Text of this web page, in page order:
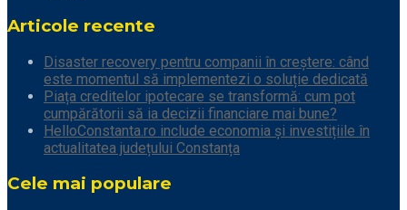
Articole recente
Disaster recovery pentru companii în creștere: când
este momentul să implementezi o soluție dedicată
Piața creditelor ipotecare se transformă: cum pot
cumpărătorii să ia decizii financiare mai bune?
HelloConstanta.ro include economia și investițiile în
actualitatea județului Constanța
Cele mai populare